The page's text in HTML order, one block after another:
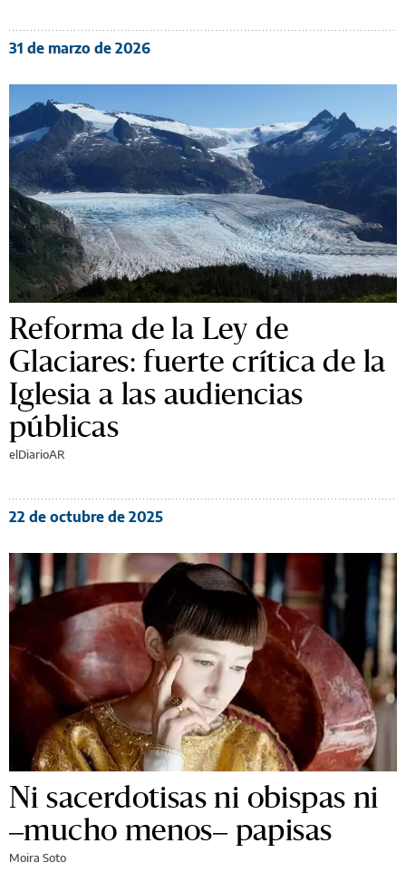
31 de marzo de 2026
Reforma de la Ley de
Glaciares: fuerte crítica de la
Iglesia a las audiencias
públicas
elDiarioAR
22 de octubre de 2025
Ni sacerdotisas ni obispas ni
–mucho menos– papisas
Moira Soto